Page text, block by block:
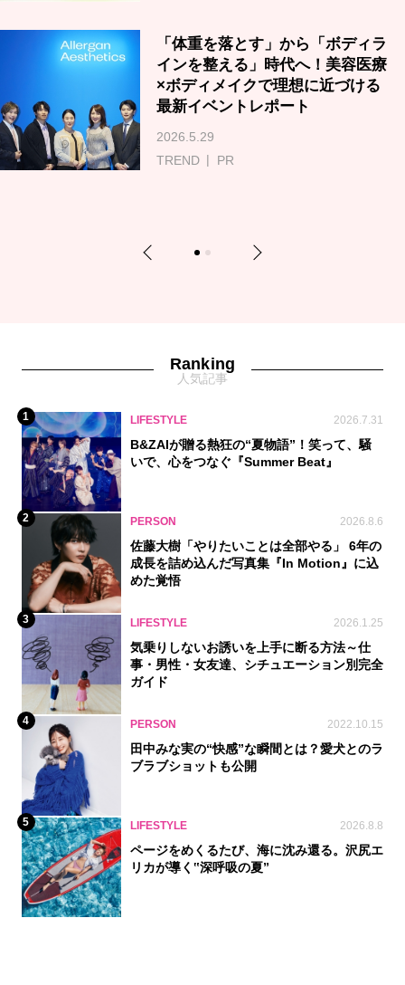
「体重を落とす」から「ボディラ
インを整える」時代へ！美容医療
×ボディメイクで理想に近づける
最新イベントレポート
2026.5.29
TREND
PR
Previous 1 2 Next
Ranking
人気記事
1 LIFESTYLE 2026.7.31
B&ZAIが贈る熱狂の“夏物語”！笑って、騒
いで、心をつなぐ『Summer Beat』
2 PERSON 2026.8.6
佐藤大樹「やりたいことは全部やる」 6年の
成長を詰め込んだ写真集『In Motion』に込
めた覚悟
3 LIFESTYLE 2026.1.25
気乗りしないお誘いを上手に断る方法～仕
事・男性・女友達、シチュエーション別完全
ガイド
4 PERSON 2022.10.15
田中みな実の“快感”な瞬間とは？愛犬とのラ
ブラブショットも公開
5 LIFESTYLE 2026.8.8
ページをめくるたび、海に沈み還る。沢尻エ
リカが導く‟深呼吸の夏”